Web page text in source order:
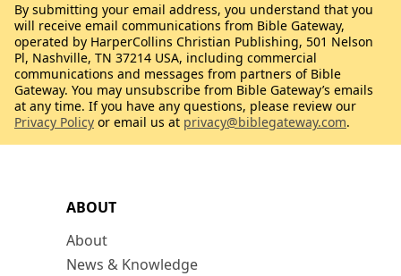
ABOUT
About
News & Knowledge
By submitting your email address, you understand that you
will receive email communications from Bible Gateway,
operated by HarperCollins Christian Publishing, 501 Nelson
Pl, Nashville, TN 37214 USA, including commercial
communications and messages from partners of Bible
Gateway. You may unsubscribe from Bible Gateway’s emails
at any time. If you have any questions, please review our
Privacy Policy or email us at privacy@biblegateway.com.